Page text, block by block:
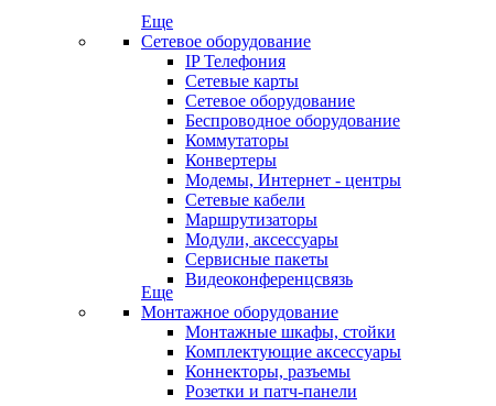
Еще
Сетевое оборудование
IP Телефония
Сетевые карты
Сетевое оборудование
Беспроводное оборудование
Коммутаторы
Конвертеры
Модемы, Интернет - центры
Сетевые кабели
Маршрутизаторы
Модули, аксессуары
Сервисные пакеты
Видеоконференцсвязь
Еще
Монтажное оборудование
Монтажные шкафы, стойки
Комплектующие аксессуары
Коннекторы, разъемы
Розетки и патч-панели